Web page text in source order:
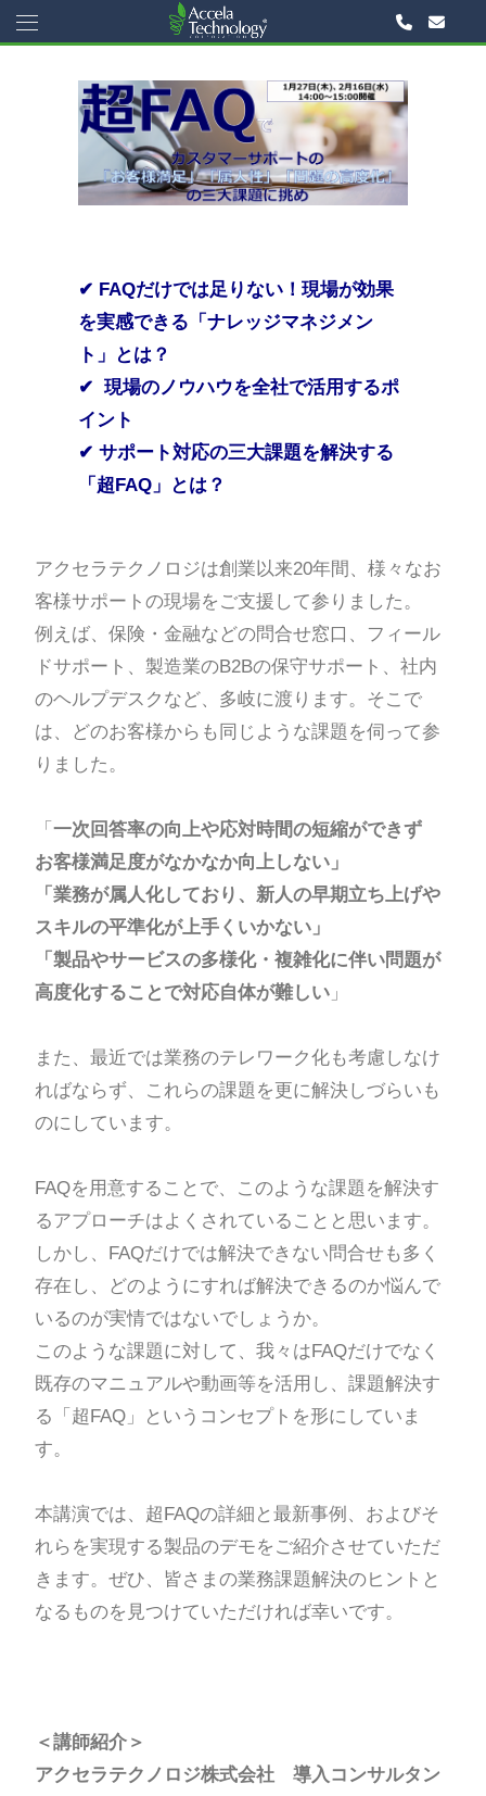
✔ FAQだけでは足りない！現場が効果
を実感できる「ナレッジマネジメン
ト」とは？
✔ 現場のノウハウを全社で活用するポ
イント
✔ サポート対応の三大課題を解決する
「超FAQ」とは？
アクセラテクノロジは創業以来20年間、様々なお
客様サポートの現場をご支援して参りました。
例えば、保険・金融などの問合せ窓口、フィール
ドサポート、製造業のB2Bの保守サポート、社内
のヘルプデスクなど、多岐に渡ります。そこで
は、どのお客様からも同じような課題を伺って参
りました。
「 一次回答率の向上や応対時間の短縮ができず
お客様満足度がなかなか向上しない」
「業務が属人化しており、新人の早期立ち上げや
スキルの平準化が上手くいかない」
「製品やサービスの多様化・複雑化に伴い問題が
高度化することで対応自体が難しい」
また、最近では業務のテレワーク化も考慮しなけ
ればならず、これらの課題を更に解決しづらいも
のにしています。
FAQを用意することで、このような課題を解決す
るアプローチはよくされていることと思います。
しかし、FAQだけでは解決できない問合せも多く
存在し、どのようにすれば解決できるのか悩んで
いるのが実情ではないでしょうか。
このような課題に対して、我々はFAQだけでなく
既存のマニュアルや動画等を活用し、課題解決す
る「超FAQ」というコンセプトを形にしていま
す。
本講演では、超FAQの詳細と最新事例、およびそ
れらを実現する製品のデモをご紹介させていただ
きます。ぜひ、皆さまの業務課題解決のヒントと
なるものを見つけていただければ幸いです。
＜講師紹介＞
アクセラテクノロジ株式会社 導入コンサルタン